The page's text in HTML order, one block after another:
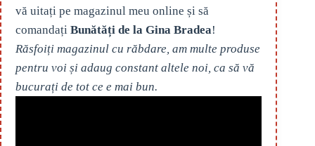
vă uitați pe magazinul meu online și să
comandați Bunătăți de la Gina Bradea!
Răsfoiți magazinul cu răbdare, am multe produse
pentru voi și adaug constant altele noi, ca să vă
bucurați de tot ce e mai bun.